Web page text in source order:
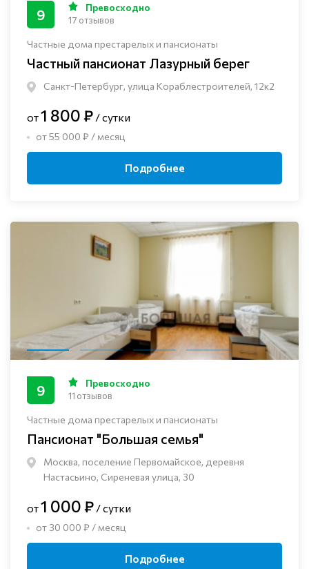
Частные дома престарелых и пансионаты
Частный пансионат Лазурный берег
Санкт-Петербург, улица Кораблестроителей, 12к2
9 Превосходно
17 отзывов
от1 800 ₽ / сутки
от 55 000 ₽ / месяц
Подробнее
Частные дома престарелых и пансионаты
Пансионат "Большая семья"
Москва, поселение Первомайское, деревня
Настасьино, Сиреневая улица, 30
9 Превосходно
11 отзывов
от1 000 ₽ / сутки
от 30 000 ₽ / месяц
Подробнее